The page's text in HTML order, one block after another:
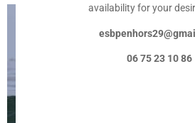
availability for your
06 75 23 10 86